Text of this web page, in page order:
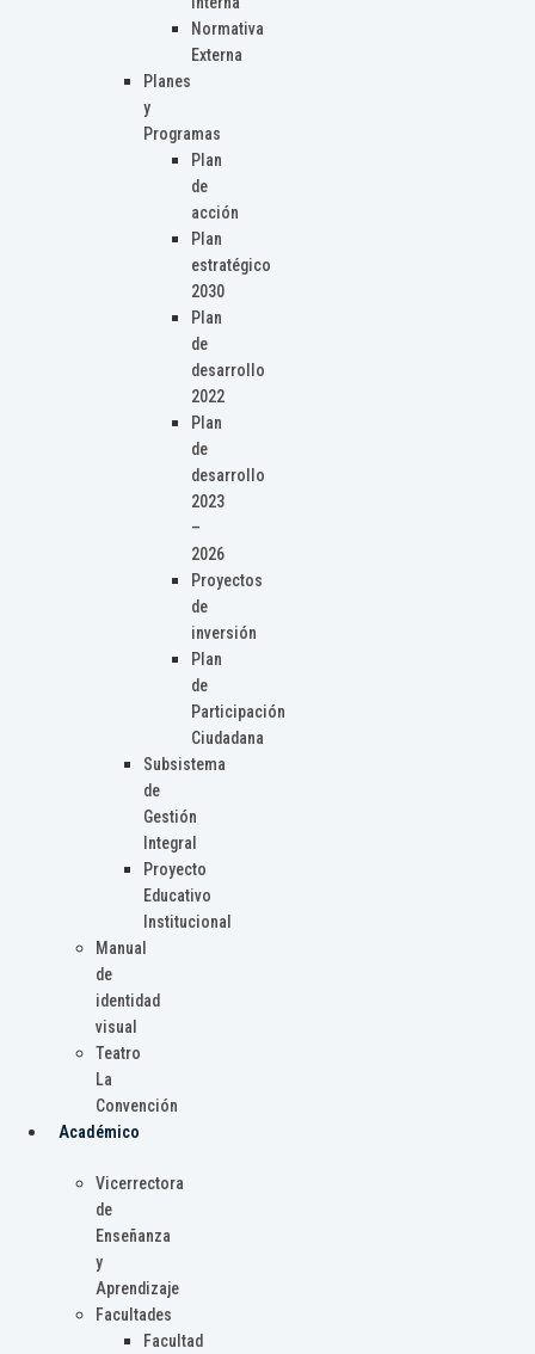
Normativa
Externa
Planes
y
Programas
Plan
de
acción
Plan
estratégico
2030
Plan
de
desarrollo
2022
Plan
de
desarrollo
2023
–
2026
Proyectos
de
inversión
Plan
de
Participación
Ciudadana
Subsistema
de
Gestión
Integral
Proyecto
Educativo
Institucional
Manual
de
identidad
visual
Teatro
La
Convención
Académico
Vicerrectora
de
Enseñanza
y
Aprendizaje
Facultades
Facultad